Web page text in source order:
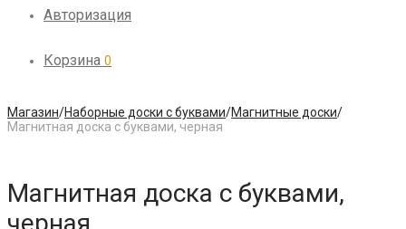
Авторизация
Корзина 0
Магазин/Наборные доски с буквами/Магнитные доски/
Магнитная доска с буквами, черная
Магнитная доска с буквами,
черная